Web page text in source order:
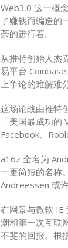
Web3.0 这一概
了赚钱而编造的
荼的进行着。
从推特创始人杰
易平台
上争论的难解难
这场论战由推特
「美国最成功
Facebook、
a16z 全名为
一更简短的名称
Andreessen 或
在网景与微软 IE
潮和第一次互联
不斐的回报。根